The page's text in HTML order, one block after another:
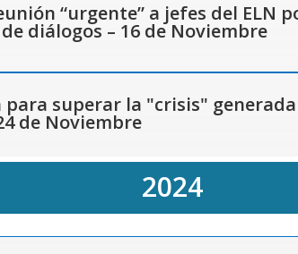
“urgente” a jefes del ELN
diálogos – 16 de Noviembre
superar la "crisis"
de Noviembre
2024